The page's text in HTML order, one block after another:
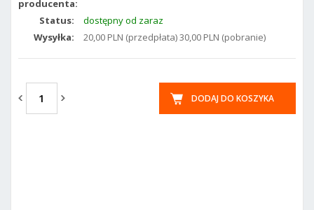
producenta:
Status:
dostępny od zaraz
Wysyłka:
20,00 PLN (przedpłata) 30,00 PLN (pobranie)
DODAJ DO KOSZYKA